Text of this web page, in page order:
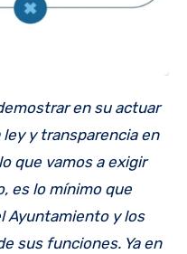
y transparencia en
que vamos a exigir
es lo mínimo que
Ayuntamiento y los
sus funciones. Ya en